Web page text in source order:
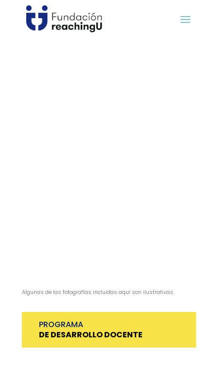
Algunas de las fotografías incluidas aquí son ilustrativas.
PROGRAMA
DE DESARROLLO DOCENTE